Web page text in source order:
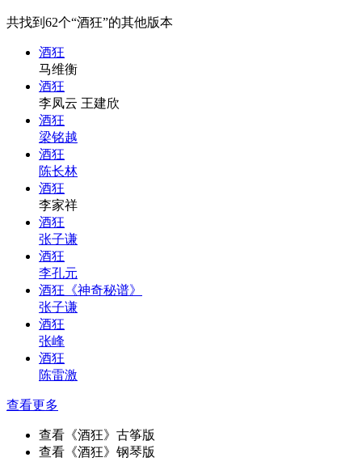
共找到 62个“酒狂”的其他版本
酒狂
马维衡
酒狂
李凤云 王建欣
酒狂
梁铭越
酒狂
陈长林
酒狂
李家祥
酒狂
张子谦
酒狂
李孔元
酒狂《神奇秘谱》
张子谦
酒狂
张峰
酒狂
陈雷激
查看更多
查看《酒狂》古筝版
查看《酒狂》钢琴版